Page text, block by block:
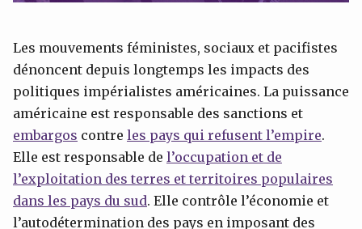
Les mouvements féministes, sociaux et pacifistes
dénoncent depuis longtemps les impacts des
politiques impérialistes américaines. La puissance
américaine est responsable des sanctions et
embargos contre les pays qui refusent l’empire.
Elle est responsable de l’occupation et de
l’exploitation des terres et territoires populaires
dans les pays du sud. Elle contrôle l’économie et
l’autodétermination des pays en imposant des